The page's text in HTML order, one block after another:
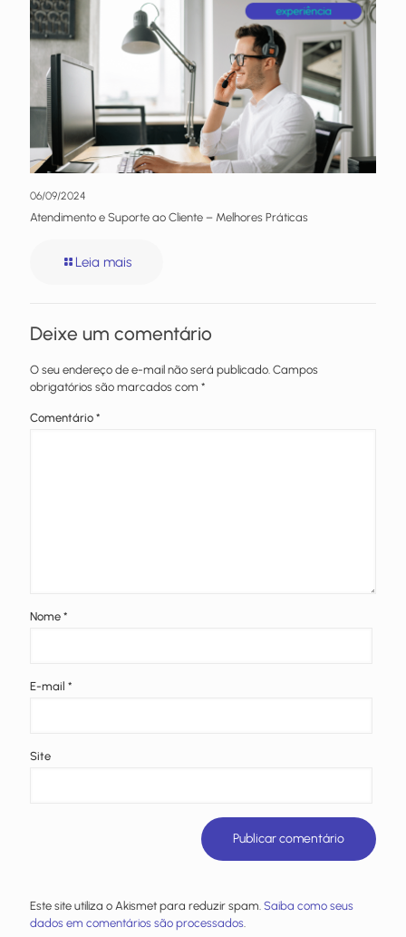
06/09/2024
Atendimento e Suporte ao Cliente – Melhores Práticas
Leia mais
Deixe um comentário
O seu endereço de e-mail não será publicado. Campos
obrigatórios são marcados com *
Comentário *
Nome *
E-mail *
Site
Este site utiliza o Akismet para reduzir spam. Saiba como seus
dados em comentários são processados.